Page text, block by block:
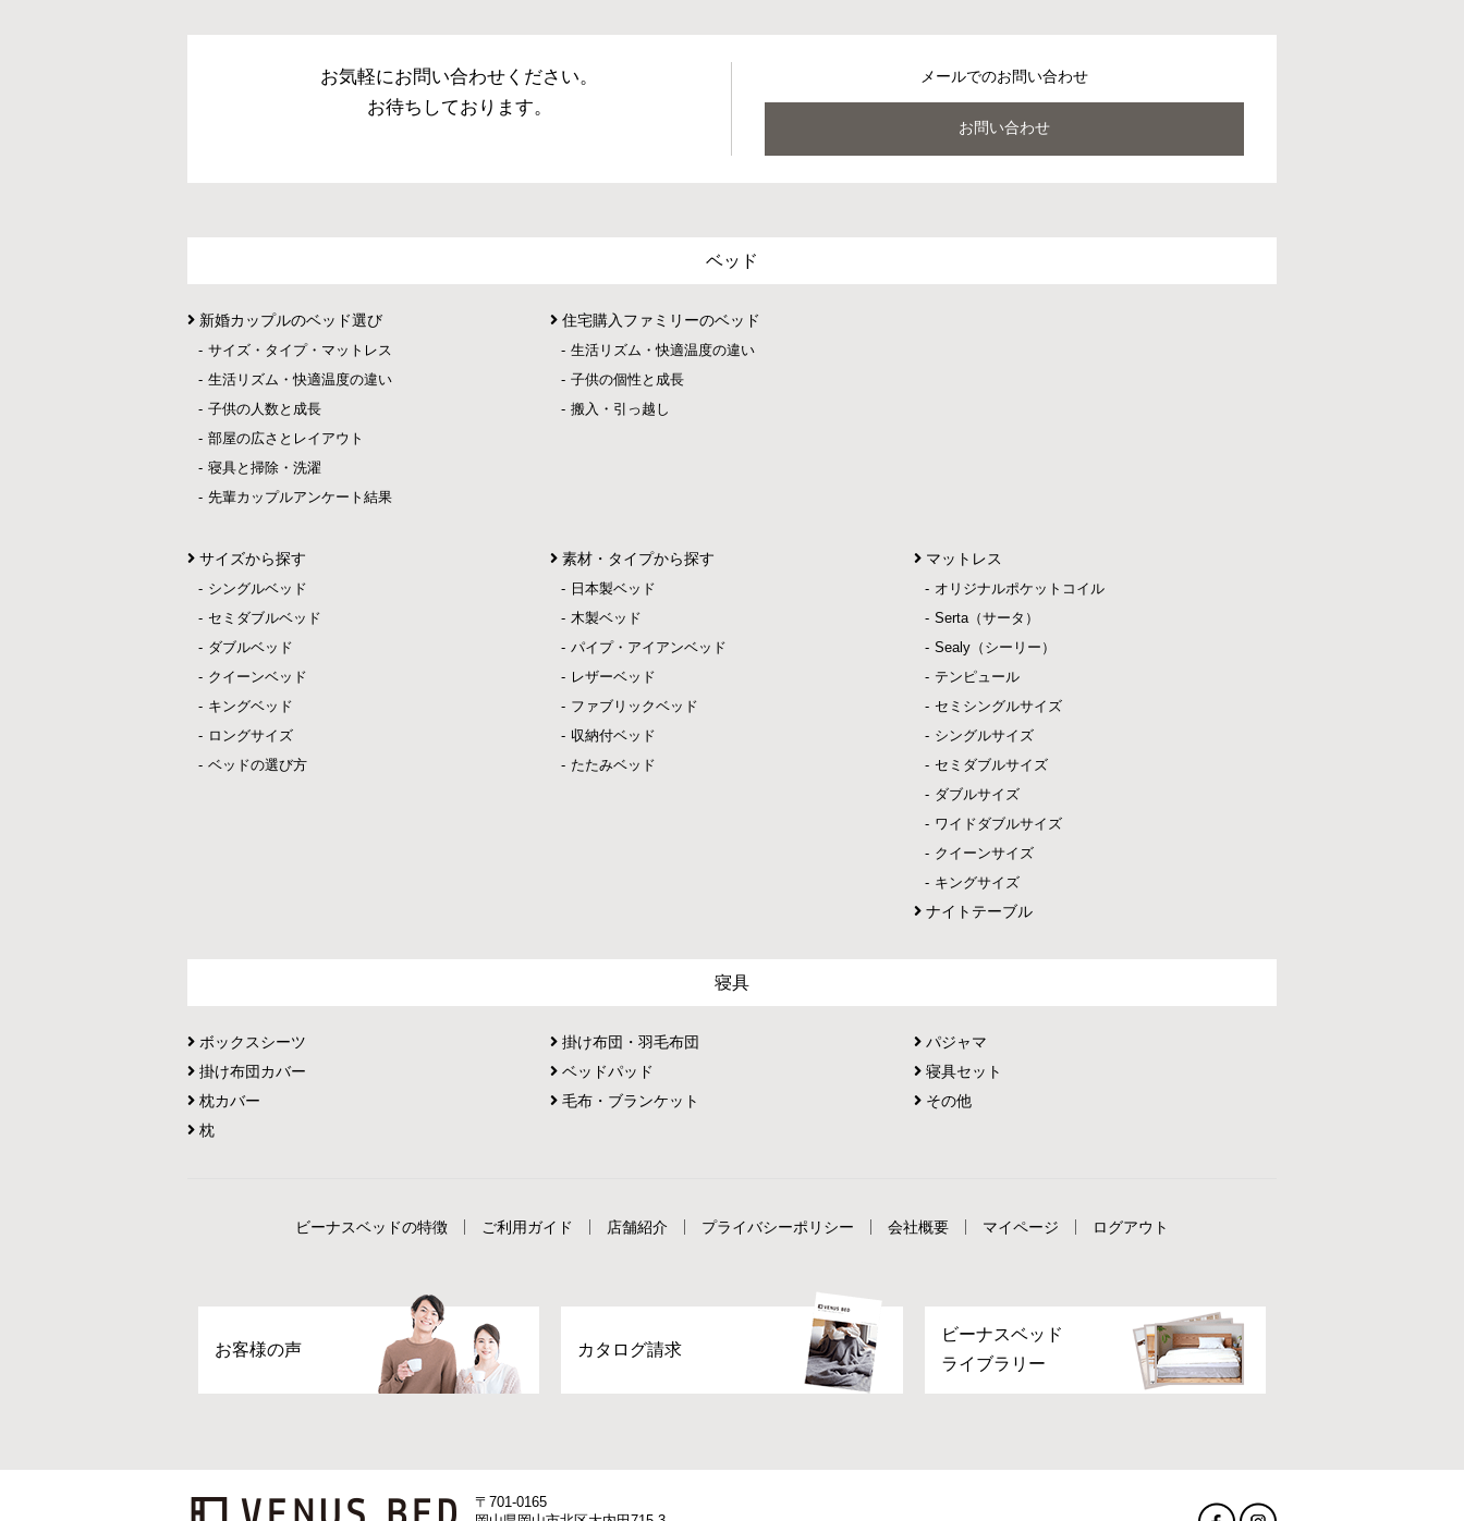
お気軽にお問い合わせください。
お待ちしております。
メールでのお問い合わせ
お問い合わせ
ベッド
新婚カップルのベッド選び
サイズ・タイプ・マットレス
生活リズム・快適温度の違い
子供の人数と成長
部屋の広さとレイアウト
寝具と掃除・洗濯
先輩カップルアンケート結果
住宅購入ファミリーのベッド
生活リズム・快適温度の違い
子供の個性と成長
搬入・引っ越し
サイズから探す
シングルベッド
セミダブルベッド
ダブルベッド
クイーンベッド
キングベッド
ロングサイズ
ベッドの選び方
素材・タイプから探す
日本製ベッド
木製ベッド
パイプ・アイアンベッド
レザーベッド
ファブリックベッド
収納付ベッド
たたみベッド
マットレス
オリジナルポケットコイル
Serta（サータ）
Sealy（シーリー）
テンピュール
セミシングルサイズ
シングルサイズ
セミダブルサイズ
ダブルサイズ
ワイドダブルサイズ
クイーンサイズ
キングサイズ
ナイトテーブル
寝具
ボックスシーツ
掛け布団カバー
枕カバー
枕
掛け布団・羽毛布団
ベッドパッド
毛布・ブランケット
パジャマ
寝具セット
その他
ビーナスベッドの特徴 ご利用ガイド 店舗紹介 プライバシーポリシー 会社概要 マイページ ログアウト
お客様の声 カタログ請求
ビーナスベッド
ライブラリー
〒701-0165